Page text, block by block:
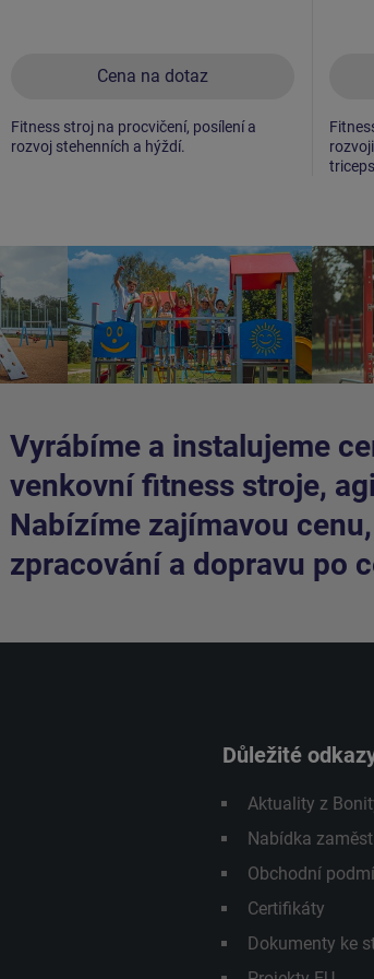
Cena na dotaz
Fitness stroj na procvičení, posílení a
rozvoj stehenních a hýždí.
Vyrábíme a instalujeme
venkovní fitness stroje,
Nabízíme zajímavou
zpracování a dopravu po
Důležité
Aktuality z
Nabídka
Obchodní
Certifikáty
Dokumenty ke